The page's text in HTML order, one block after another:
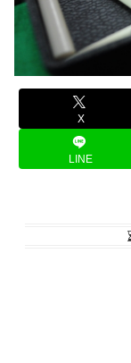
X
LINE